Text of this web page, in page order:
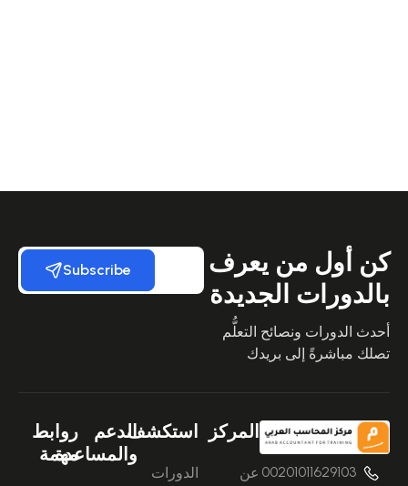
كن أول من يعرف
بالدورات الجديدة
أحدث الدورات ونصائح التعلُّم
تصلك مباشرةً إلى بريدك
Subscribe
00201011629103
المركز
عن
استكشف
الدورات
الدعم
والمساعدة
روابط
مهمة